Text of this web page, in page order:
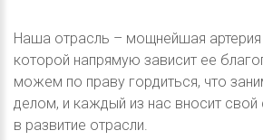
Наша отрасль – мощнейшая артерия
которой напрямую зависит ее
можем по праву гордиться, что
делом, и каждый из нас вносит свой
в развитие отрасли.